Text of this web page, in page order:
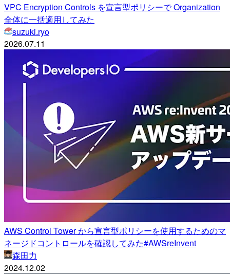
VPC Encryption Controls を宣言型ポリシーで Organization
全体に一括適用してみた
suzuki.ryo
2026.07.11
AWS Control Tower から宣言型ポリシーを使用するためのマ
ネージドコントロールを確認してみた#AWSreInvent
森田力
2024.12.02